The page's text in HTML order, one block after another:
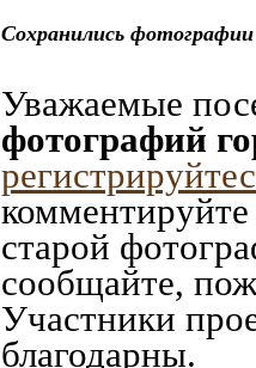
Сохранились
Уважаемые
фотографий
старой
сообщайте,
Участники
благодарны.